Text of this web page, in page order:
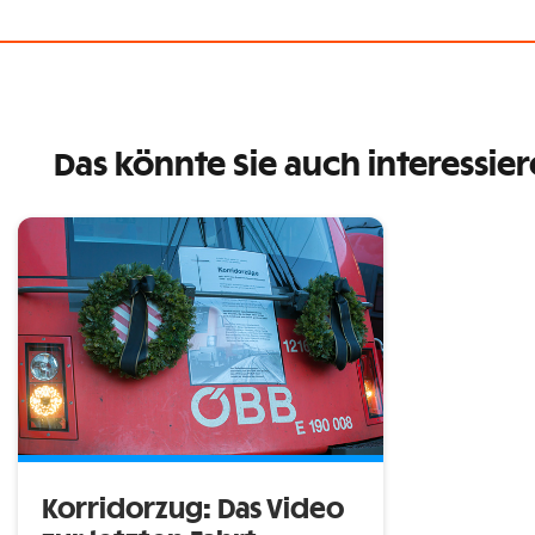
Das könnte Sie auch
Korridorzug: Das Video